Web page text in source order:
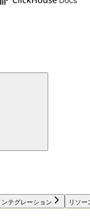
ンテグレーション リソー